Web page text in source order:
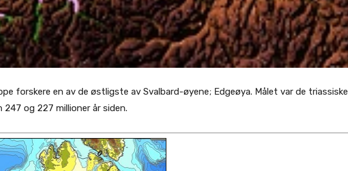
forskere en av de østligste av Svalbard-øyene; Edgeøya. Målet var de triassiske
og 227 millioner år siden.